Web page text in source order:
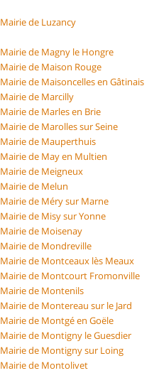
Mairie de Luzancy
Mairie de Magny le Hongre
Mairie de Maison Rouge
Mairie de Maisoncelles en Gâtinais
Mairie de Marcilly
Mairie de Marles en Brie
Mairie de Marolles sur Seine
Mairie de Mauperthuis
Mairie de May en Multien
Mairie de Meigneux
Mairie de Melun
Mairie de Méry sur Marne
Mairie de Misy sur Yonne
Mairie de Moisenay
Mairie de Mondreville
Mairie de Montceaux lès Meaux
Mairie de Montcourt Fromonville
Mairie de Montenils
Mairie de Montereau sur le Jard
Mairie de Montgé en Goële
Mairie de Montigny le Guesdier
Mairie de Montigny sur Loing
Mairie de Montolivet